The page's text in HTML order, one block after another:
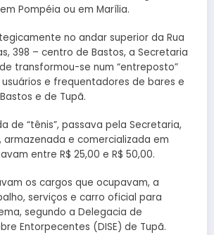
Pompéia ou em Marília.
no andar superior da Rua
398 – centro de Bastos, a Secretaria
transformou-se num “entreposto”
e frequentadores de bares e
e de Tupã.
de “tênis”, passava pela Secretaria,
e comercializada em
entre R$ 25,00 e R$ 50,00.
os cargos que ocupavam, a
serviços e carro oficial para
segundo a Delegacia de
Entorpecentes (DISE) de Tupã.